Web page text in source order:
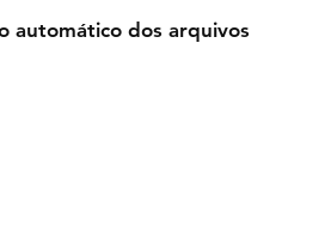
automático dos arquivos